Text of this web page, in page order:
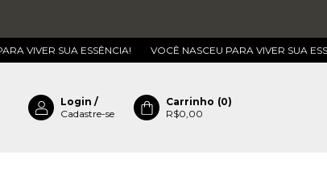
SUA ESSÊNCIA! VOCÊ NASCEU PARA VIVER SUA ESSÊNCIA!
Login /
Cadastre-se
Carrinho (0)
R$0,00